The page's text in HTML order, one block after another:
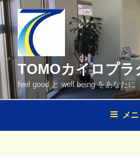
コ
ン
テ
ン
ツ
へ
ス
プ
TOMOカイロプラ
feel good と well being をあなたに
メ